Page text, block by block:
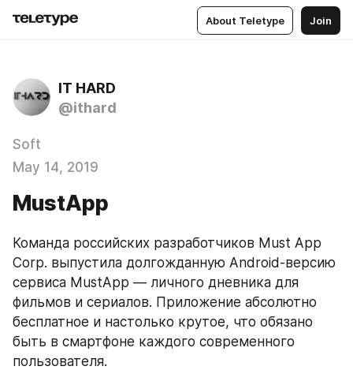
About Teletype Join
IT HARD
@ithard
Soft
May 14, 2019
MustApp
Команда российских разработчиков Must App
Corp. выпустила долгожданную Android-версию
сервиса MustApp — личного дневника для
фильмов и сериалов. Приложение абсолютно
бесплатное и настолько крутое, что обязано
быть в смартфоне каждого современного
пользователя.